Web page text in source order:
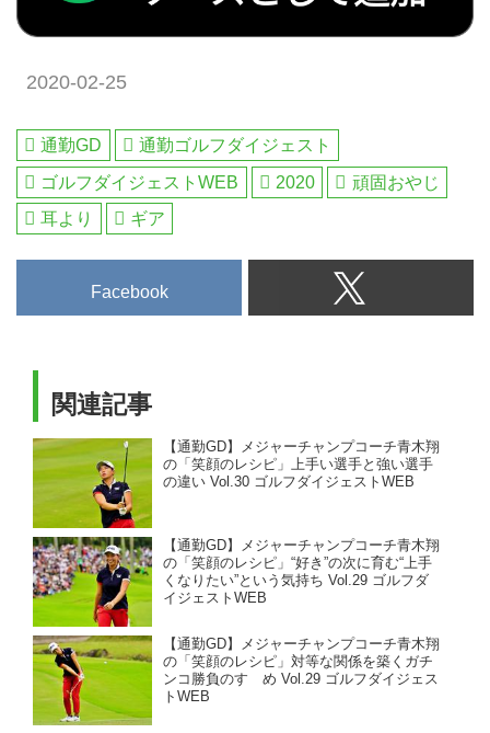
2020-02-25
通勤GD
通勤ゴルフダイジェスト
ゴルフダイジェストWEB
2020
頑固おやじ
耳より
ギア
Facebook
関連記事
【通勤GD】メジャーチャンプコーチ青木翔
の「笑顔のレシピ」上手い選手と強い選手
の違い Vol.30 ゴルフダイジェストWEB
【通勤GD】メジャーチャンプコーチ青木翔
の「笑顔のレシピ」“好き”の次に育む“上手
くなりたい”という気持ち Vol.29 ゴルフダ
イジェストWEB
【通勤GD】メジャーチャンプコーチ青木翔
の「笑顔のレシピ」対等な関係を築くガチ
ンコ勝負のすゝめ Vol.29 ゴルフダイジェス
トWEB